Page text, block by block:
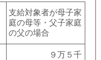
支給対象者が母子家
庭の母等・父子家庭
の父の場合
９万５千